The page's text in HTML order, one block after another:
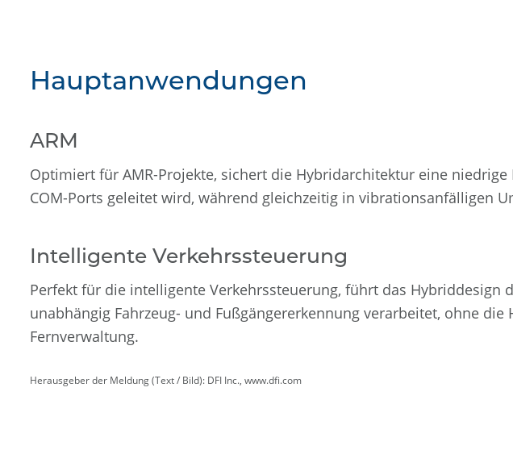
Hauptanwendungen
ARM
Optimiert für AMR-Projekte, sichert die Hybridarchitektur eine
COM-Ports geleitet wird, während gleichzeitig in vibrationsanfälligen
Intelligente Verkehrssteuerung
Perfekt für die intelligente Verkehrssteuerung, führt das Hybriddesign
unabhängig Fahrzeug- und Fußgängererkennung verarbeitet, ohne
Fernverwaltung.
Herausgeber der Meldung (Text / Bild): DFI Inc., www.dfi.com